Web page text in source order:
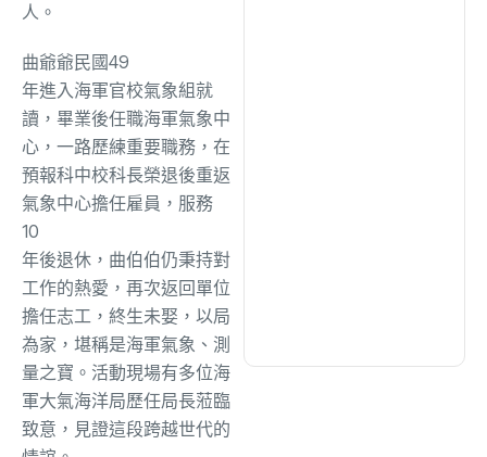
人。
曲爺爺民國49
年進入海軍官校氣象組就
讀，畢業後任職海軍氣象中
心，一路歷練重要職務，在
預報科中校科長榮退後重返
氣象中心擔任雇員，服務
10
年後退休，曲伯伯仍秉持對
工作的熱愛，再次返回單位
擔任志工，終生未娶，以局
為家，堪稱是海軍氣象、測
量之寶。活動現場有多位海
軍大氣海洋局歷任局長蒞臨
致意，見證這段跨越世代的